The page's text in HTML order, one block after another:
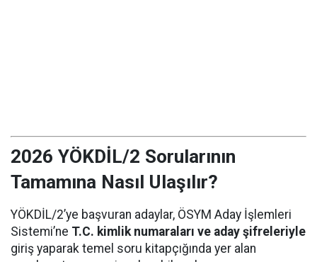
2026 YÖKDİL/2 Sorularının
Tamamına Nasıl Ulaşılır?
YÖKDİL/2’ye başvuran adaylar, ÖSYM Aday İşlemleri
Sistemi’ne T.C. kimlik numaraları ve aday şifreleriyle
giriş yaparak temel soru kitapçığında yer alan